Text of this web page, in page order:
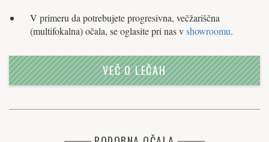
V primeru da potrebujete progresivna, večžariščna
(multifokalna) očala, se oglasite pri nas vshowroomu.
VEČ O LEČAH